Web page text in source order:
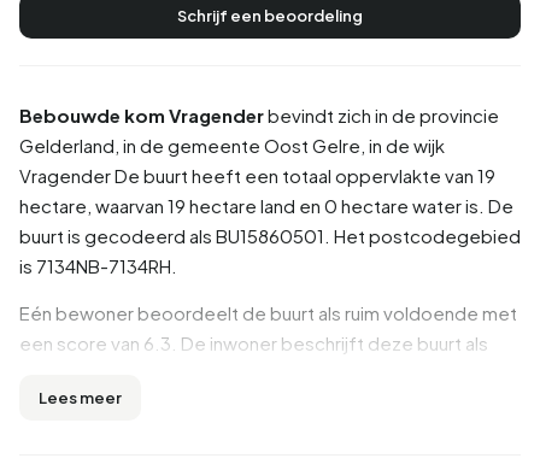
Bebouwde kom Vragenderbevindt zich in de provincie
Gelderland , in de gemeente Oost Gelre , in de wijk
VragenderDe buurt heeft een totaal oppervlakte van 19
hectare, waarvan 19 hectare land en 0 hectare water is. De
buurt is gecodeerd als BU15860501. Het postcodegebied
is 7134NB-7134RH.
Eén bewoner beoordeelt de buurt als ruim voldoende met
een score van 6.3. De inwoner beschrijft deze buurt als
er nog geen duidelijke trends zichtbaar in deze buurt.
Lees meer
Schrijf een beoordeling